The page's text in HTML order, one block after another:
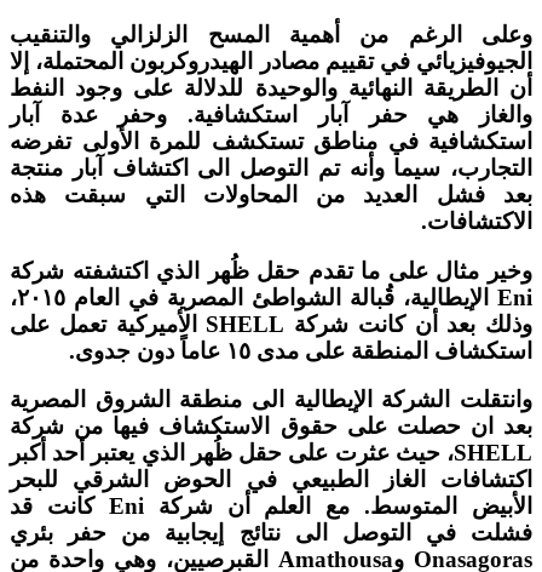
وعلى الرغم من أهمية المسح الزلزالي والتنقيب
الجيوفيزيائي في تقييم مصادر الهيدروكربون المحتملة، إلا
أن الطريقة النهائية والوحيدة للدلالة على وجود النفط
والغاز هي حفر آبار استكشافية. وحفر عدة آبار
استكشافية في مناطق تستكشف للمرة الأولى تفرضه
التجارب، سيما وأنه تم التوصل الى اكتشاف آبار منتجة
بعد فشل العديد من المحاولات التي سبقت هذه
الاكتشافات.
وخير مثال على ما تقدم حقل ظُهر الذي اكتشفته شركة
Eni الإيطالية، قُبالة الشواطئ المصرية في العام ٢٠١٥،
وذلك بعد أن كانت شركة SHELL الأميركية تعمل على
استكشاف المنطقة على مدى ١٥ عاماً دون جدوى.
وانتقلت الشركة الإيطالية الى منطقة الشروق المصرية
بعد ان حصلت على حقوق الاستكشاف فيها من شركة
SHELL، حيث عثرت على حقل ظُهر الذي يعتبر أحد أكبر
اكتشافات الغاز الطبيعي في الحوض الشرقي للبحر
الأبيض المتوسط. مع العلم أن شركة Eni كانت قد
فشلت في التوصل الى نتائج إيجابية من حفر بئري
Onasagoras وAmathousa القبرصيين، وهي واحدة من